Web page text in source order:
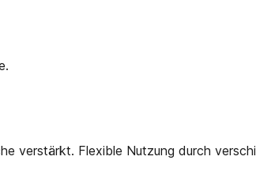
verstärkt. Flexible Nutzung durch